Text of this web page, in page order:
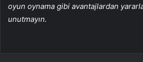
oyun oynama gibi avantajlardan
unutmayın.